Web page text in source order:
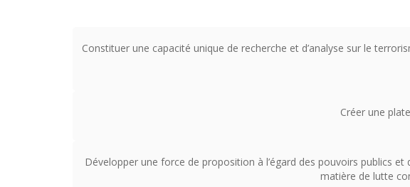
Constituer une capacité unique de recherche et d’analyse sur le
Créer une
Développer une force de proposition à l’égard des pouvoirs publics
matière de lutte